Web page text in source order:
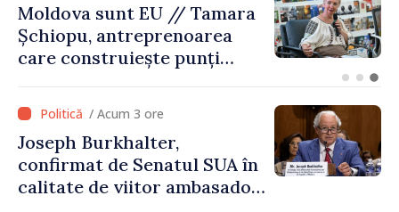
O dronă a intrat în Bulgaria
dinspre România și a
explodat la 100 de metri de
/ Acum 3 ore
Joseph Burkhalter,
confirmat de Senatul SUA în
calitate de viitor ambasador